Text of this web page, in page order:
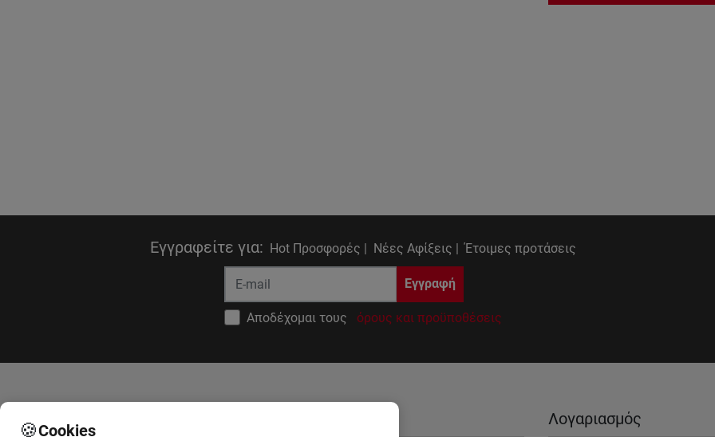
Εγγραφείτε για: Hot Προσφορές | Νέες Αφίξεις | Έτοιμες προτάσεις
Εγγραφή
Αποδέχομαι τους όρους και προϋποθέσεις
Στοιχεία Επικοινωνίας Λογαριασμός
🍪Cookies